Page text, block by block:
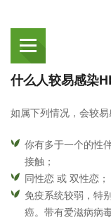
什么人较易感染
如属下列情况，会较易
你有多于一个的性
接触；
同性恋 或 双性恋；
免疫系统较弱，特
癌。带有爱滋病病